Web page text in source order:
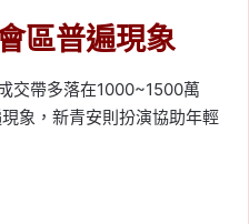
區普遍現象
交帶多落在1000~1500萬
象，新青安則扮演協助年輕